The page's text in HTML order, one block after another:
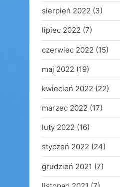
sierpień 2022 (3)
lipiec 2022 (7)
czerwiec 2022 (15)
maj 2022 (19)
kwiecień 2022 (22)
marzec 2022 (17)
luty 2022 (16)
styczeń 2022 (24)
grudzień 2021 (7)